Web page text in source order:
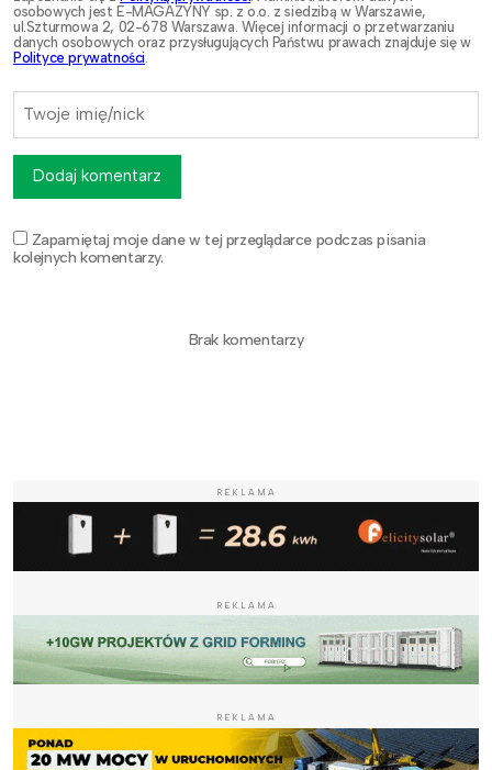
osobowych jest E-MAGAZYNY sp. z o.o. z siedzibą w Warszawie,
ul.Szturmowa 2, 02-678 Warszawa. Więcej informacji o przetwarzaniu
danych osobowych oraz przysługujących Państwu prawach znajduje się w
Polityce prywatności.
Zapamiętaj moje dane w tej przeglądarce podczas pisania
kolejnych komentarzy.
Dodaj komentarz
Brak komentarzy
REKLAMA
REKLAMA
REKLAMA